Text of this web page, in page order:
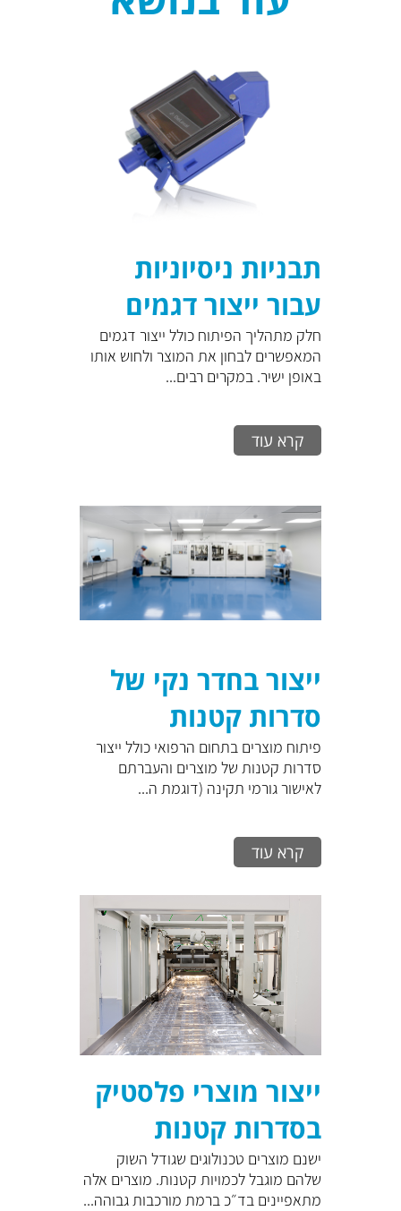
תבניות ניסיוניות
עבור ייצור דגמים
חלק מתהליך הפיתוח כולל ייצור דגמים
המאפשרים לבחון את המוצר ולחוש אותו
באופן ישיר. במקרים רבים...
קרא עוד
ייצור בחדר נקי של
סדרות קטנות
ובינוניות כולל הרכבה
ועיבוד משלים
פיתוח מוצרים בתחום הרפואי כולל ייצור
סדרות קטנות של מוצרים והעברתם
לאישור גורמי תקינה (דוגמת ה...
קרא עוד
ייצור מוצרי פלסטיק
בסדרות קטנות
ובינוניות
ישנם מוצרים טכנולוגים שגודל השוק
שלהם מוגבל לכמויות קטנות. מוצרים אלה
מתאפיינים בד״כ ברמת מורכבות גבוהה...